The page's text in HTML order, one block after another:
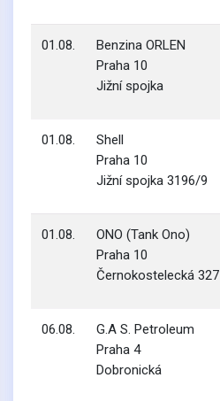
01.08.
Benzina ORLEN
Praha 10
Jižní spojka
01.08.
Shell
Praha 10
Jižní spojka 3196/9
01.08.
ONO (Tank Ono)
Praha 10
Černokostelecká 327
06.08.
G.A S. Petroleum
Praha 4
Dobronická